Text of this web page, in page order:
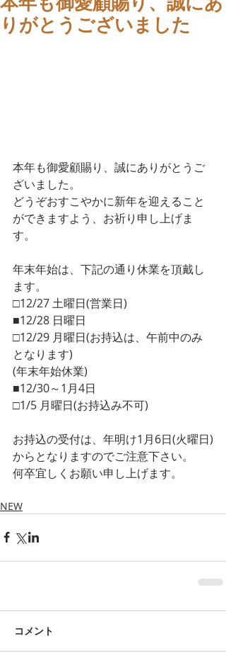
りがとうございました
本年も御愛顧賜り、誠にありがとうご
ざいました。
どうぞおすこやかに新年を迎えること
ができますよう、お祈り申し上げま
す。
年末年始は、下記の通り休業を頂戴し
ます。
□12/27 土曜日(営業日)
■12/28 日曜日
□12/29 月曜日(お持込は、午前中のみ
となります)
(年末年始休業)
■12/30～1月4日
□1/5 月曜日(お持込み不可)
お持込の受付は、年明け1月6日(火曜日)
からとなりますのでご注意下さい。
何卒宜しくお願い申し上げます。
NEW
コメント